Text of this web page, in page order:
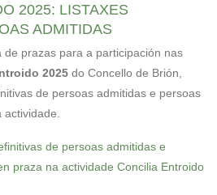
2025: LISTAXES
ADMITIDAS
de prazas para a participación nas
2025 do Concello de Brión,
de persoas admitidas e persoas
de persoas admitidas e
praza na actividade Concilia Entroido